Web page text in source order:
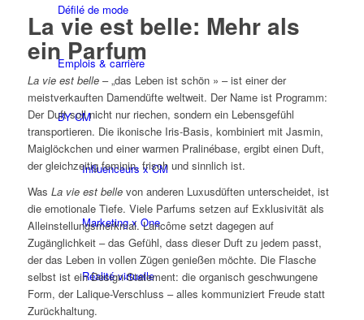
Défilé de mode
Emplois & carrière
BY CM
Influenceurs x CM
Marketing x One
Réalité virtuelle
La vie est belle: Mehr als
ein Parfum
La vie est belle– „das Leben ist schön » – ist einer der
meistverkauften Damendüfte weltweit. Der Name ist Programm:
Der Duft soll nicht nur riechen, sondern ein Lebensgefühl
transportieren. Die ikonische Iris-Basis, kombiniert mit Jasmin,
Maiglöckchen und einer warmen Pralinébase, ergibt einen Duft,
der gleichzeitig feminin, frisch und sinnlich ist.
Was La vie est bellevon anderen Luxusdüften unterscheidet, ist
die emotionale Tiefe. Viele Parfums setzen auf Exklusivität als
Alleinstellungsmerkmal. Lancôme setzt dagegen auf
Zugänglichkeit – das Gefühl, dass dieser Duft zu jedem passt,
der das Leben in vollen Zügen genießen möchte. Die Flasche
selbst ist ein Design-Statement: die organisch geschwungene
Form, der Lalique-Verschluss – alles kommuniziert Freude statt
Zurückhaltung.